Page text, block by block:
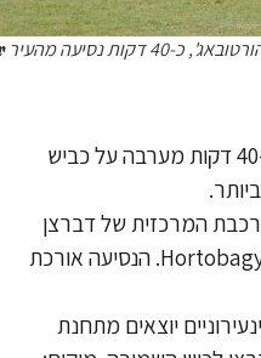
מהעיר 🐎
שכור 🚗 נסיעה של כ-40 דקות מערבה על כביש
המרכזית של דברצן
(Nagyallomas) לתחנת Hortobagy. הנסיעה אורכת
יוצאים מתחנת